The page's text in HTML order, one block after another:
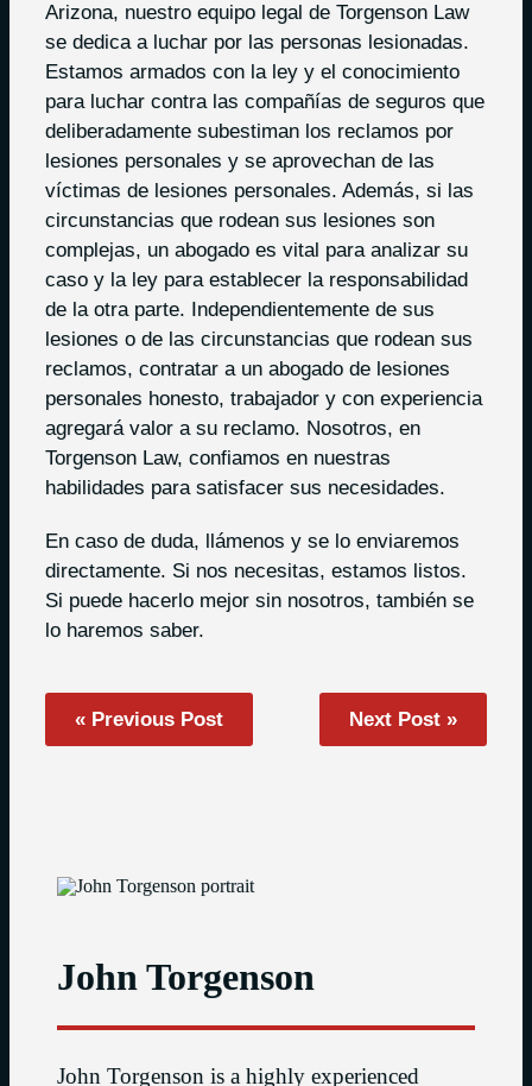
Arizona, nuestro equipo legal de Torgenson Law
se dedica a luchar por las personas lesionadas.
Estamos armados con la ley y el conocimiento
para luchar contra las compañías de seguros que
deliberadamente subestiman los reclamos por
lesiones personales y se aprovechan de las
víctimas de lesiones personales. Además, si las
circunstancias que rodean sus lesiones son
complejas, un abogado es vital para analizar su
caso y la ley para establecer la responsabilidad
de la otra parte. Independientemente de sus
lesiones o de las circunstancias que rodean sus
reclamos, contratar a un abogado de lesiones
personales honesto, trabajador y con experiencia
agregará valor a su reclamo. Nosotros, en
Torgenson Law, confiamos en nuestras
habilidades para satisfacer sus necesidades.
En caso de duda, llámenos y se lo enviaremos
directamente. Si nos necesitas, estamos listos.
Si puede hacerlo mejor sin nosotros, también se
lo haremos saber.
« Previous Post Next Post »
John Torgenson
John Torgenson is a highly experienced